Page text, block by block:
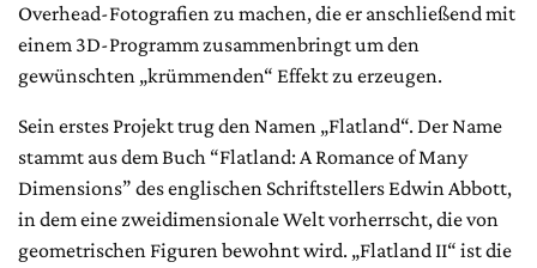
Overhead-Fotografien zu machen, die er anschließend mit
einem 3D-Programm zusammenbringt um den
gewünschten „krümmenden“ Effekt zu erzeugen.
Sein erstes Projekt trug den Namen „Flatland“. Der Name
stammt aus dem Buch “Flatland: A Romance of Many
Dimensions” des englischen Schriftstellers Edwin Abbott,
in dem eine zweidimensionale Welt vorherrscht, die von
geometrischen Figuren bewohnt wird. „Flatland II“ ist die